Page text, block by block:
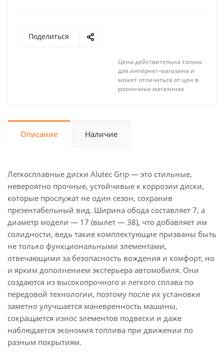
Поделиться
Цена действительна только
для интернет-магазина и
может отличаться от цен в
розничных магазинах
Описание Наличие
Легкосплавные диски Alutec Grip — это стильные,
невероятно прочные, устойчивые к коррозии диски,
которые прослужат не один сезон, сохранив
презентабельный вид. Ширина обода составляет 7, а
диаметр модели — 17 (вылет — 38), что добавляет им
солидности, ведь такие комплектующие призваны быть
не только функциональными элементами,
отвечающими за безопасность вождения и комфорт, но
и ярким дополнением экстерьера автомобиля. Они
создаются из высокопрочного и легкого сплава по
передовой технологии, поэтому после их установки
заметно улучшается маневренность машины,
сокращается износ элементов подвески и даже
наблюдается экономия топлива при движении по
разным покрытиям.